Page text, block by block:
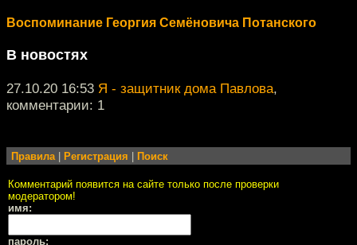
Воспоминание Георгия Семёновича Потанского
В новостях
27.10.20 16:53 Я - защитник дома Павлова,
комментарии: 1
Правила| Регистрация Поиск
Комментарий появится на сайте только после проверки
модератором!
имя:
пароль: